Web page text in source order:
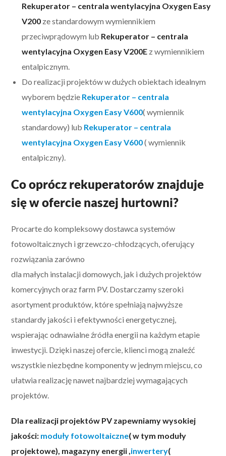
Rekuperator – centrala wentylacyjna Oxygen Easy
V200 ze standardowym wymiennikiem
przeciwprądowym lub Rekuperator – centrala
wentylacyjna Oxygen Easy V200E z wymiennikiem
entalpicznym.
Do realizacji projektów w dużych obiektach idealnym
wyborem będzie Rekuperator – centrala
wentylacyjna Oxygen Easy V600( wymiennik
standardowy) lub Rekuperator – centrala
wentylacyjna Oxygen Easy V600( wymiennik
entalpiczny).
Co oprócz rekuperatorów znajduje
się w ofercie naszej hurtowni?
Procarte do kompleksowy dostawca systemów
fotowoltaicznych i grzewczo-chłodzących, oferujący
rozwiązania zarówno
dla małych instalacji domowych, jak i dużych projektów
komercyjnych oraz farm PV. Dostarczamy szeroki
asortyment produktów, które spełniają najwyższe
standardy jakości i efektywności energetycznej,
wspierając odnawialne źródła energii na każdym etapie
inwestycji. Dzięki naszej ofercie, klienci mogą znaleźć
wszystkie niezbędne komponenty w jednym miejscu, co
ułatwia realizację nawet najbardziej wymagających
projektów.
Dla realizacji projektów PV zapewniamy wysokiej
jakości: moduły fotowoltaiczne( w tym moduły
projektowe), magazyny energii ,inwertery(